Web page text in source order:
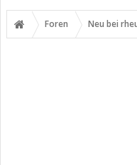
Foren Neu bei